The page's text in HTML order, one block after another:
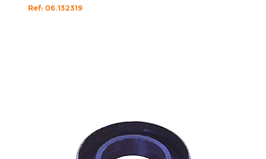
Ref: 06.132319